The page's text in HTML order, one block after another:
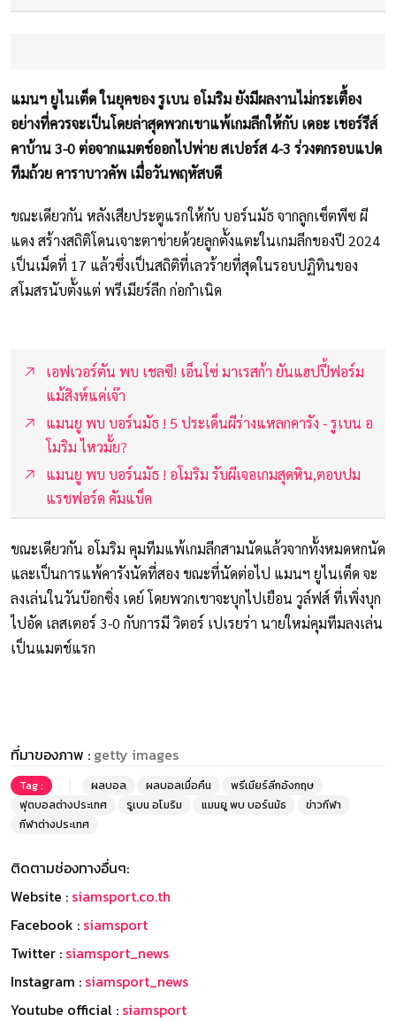
แมนฯ ยูไนเต็ด ในยุคของ รูเบน อโมริม ยังมีผลงานไม่กระเตื้อง
อย่างที่ควรจะเป็นโดยล่าสุดพวกเขาแพ้เกมลีกให้กับ เดอะ เชอร์รีส์
คาบ้าน 3-0 ต่อจากแมตช์ออกไปพ่าย สเปอร์ส 4-3 ร่วงตกรอบแปด
ทีมถ้วย คาราบาวคัพ เมื่อวันพฤหัสบดี
ขณะเดียวกัน หลังเสียประตูแรกให้กับ บอร์นมัธ จากลูกเซ็ตพีซ ผี
แดง สร้างสถิติโดนเจาะตาข่ายด้วยลูกตั้งแตะในเกมลีกของปี 2024
เป็นเม็ดที่ 17 แล้วซึ่งเป็นสถิติที่เลวร้ายที่สุดในรอบปฏิทินของ
สโมสรนับตั้งแต่ พรีเมียร์ลีก ก่อกำเนิด
เอฟเวอร์ตัน พบ เชลซี! เอ็นโซ่ มาเรสก้า ยันแฮปปี้ฟอร์ม
แม้สิงห์แค่เจ๊า
แมนยู พบ บอร์นมัธ ! 5 ประเด็นผีร่างแหลกคารัง - รูเบน อ
โมริม ไหวมั้ย?
แมนยู พบ บอร์นมัธ ! อโมริม รับผีเจอเกมสุดหิน,ตอบปม
แรชฟอร์ด คัมแบ็ค
ขณะเดียวกัน อโมริม คุมทีมแพ้เกมลีกสามนัดแล้วจากทั้งหมดหกนัด
และเป็นการแพ้คารังนัดที่สอง ขณะที่นัดต่อไป แมนฯ ยูไนเต็ด จะ
ลงเล่นในวันบ๊อกซิ่ง เดย์ โดยพวกเขาจะบุกไปเยือน วูล์ฟส์ ที่เพิ่งบุก
ไปอัด เลสเตอร์ 3-0 กับการมี วิตอร์ เปเรยร่า นายใหม่คุมทีมลงเล่น
เป็นแมตช์แรก
ที่มาของภาพ : getty images
Tag : ผลบอล ผลบอลเมื่อคืน
พรีเมียร์ลีกอังกฤษ
ฟุตบอลต่างประเทศ
รูเบน อโมริม แมนยู พบ บอร์นมัธ
ข่าวกีฬา
กีฬาต่างประเทศ
ติดตามช่องทางอื่นๆ:
Website : siamsport.co.th
Facebook : siamsport
Twitter : siamsport_news
Instagram : siamsport_news
Youtube official : siamsport